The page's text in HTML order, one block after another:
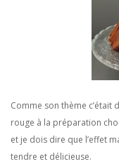
Comme son thème c’était
rouge à la préparation
et je dois dire que l’effet
tendre et délicieuse.